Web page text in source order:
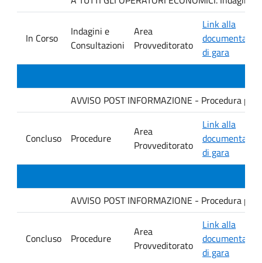
In Corso
Indagini e
Consultazioni
Area
Provveditorato
Link alla
di gara
AVVISO POST INFORMAZIONE - Procedura
Concluso Procedure
Area
Provveditorato
Link alla
di gara
AVVISO POST INFORMAZIONE - Procedura
Concluso Procedure
Area
Provveditorato
Link alla
di gara